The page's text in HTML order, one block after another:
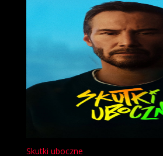
Skutki uboczne